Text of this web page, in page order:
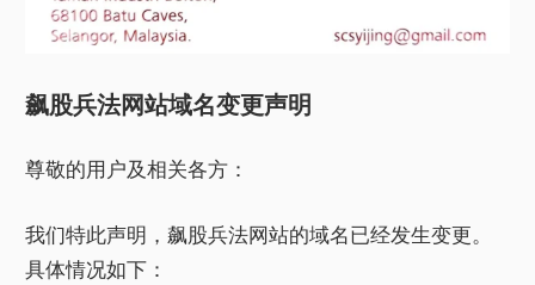
飙股兵法网站域名变更声明
尊敬的用户及相关各方：
我们特此声明，飙股兵法网站的域名已经发生变更。
具体情况如下：